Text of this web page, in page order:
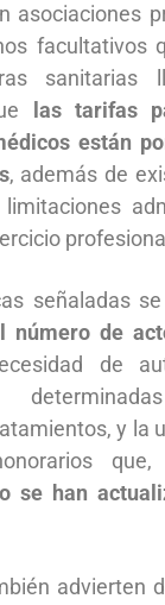
asociaciones
facultativos
sanitarias
las tarifas
están
, además de
señaladas
número de
de
y la
se han
advierten